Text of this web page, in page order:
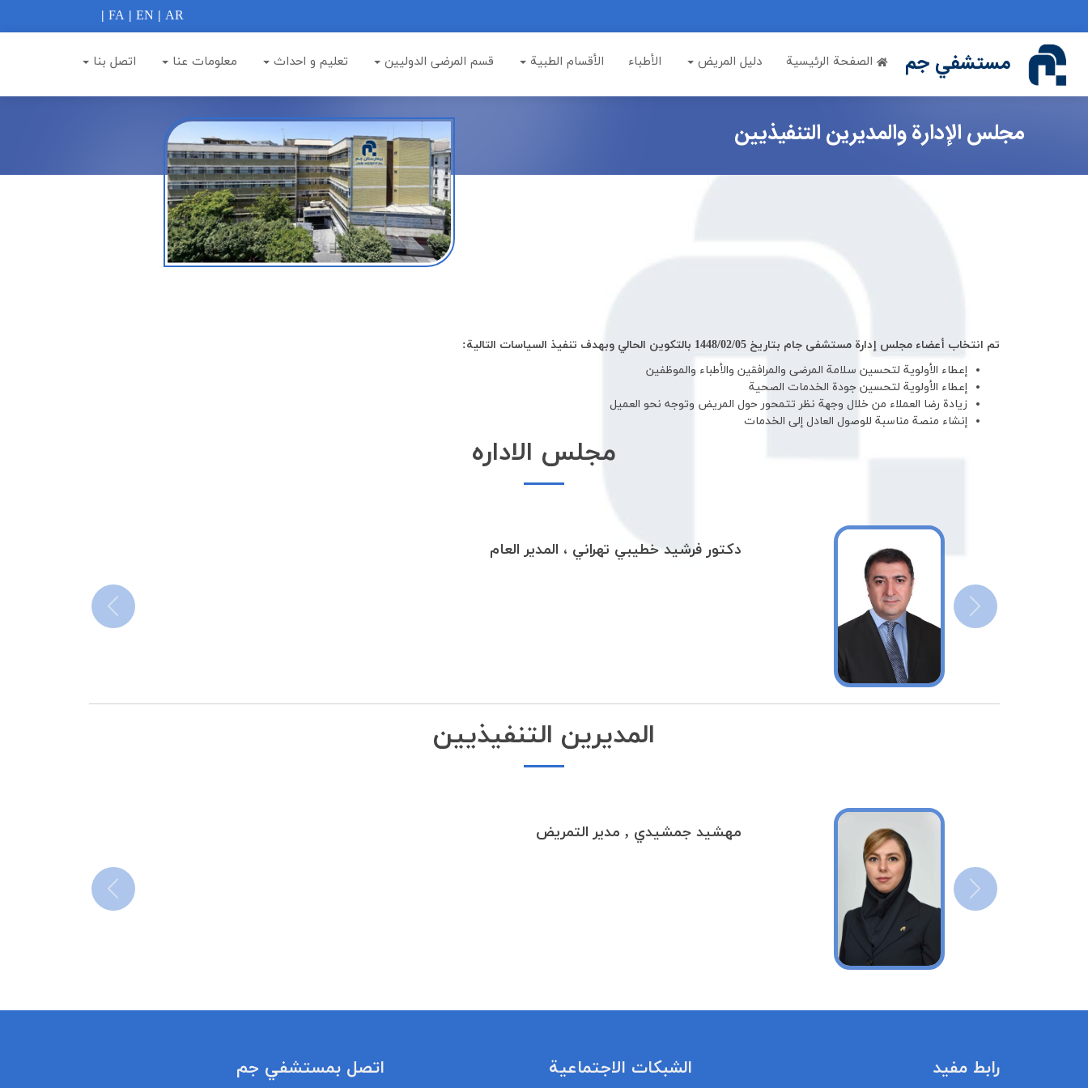
FA| EN | AR
|
مستشفي جم الصفحة الرئيسية دليل المريض الأطباء الأقسام الطبية قسم المرضى الدوليين تعلیم و احداث معلومات عنا اتصل بنا
مجلس الإدارة والمديرين التنفيذيين
تم انتخاب أعضاء مجلس إدارة مستشفى جام بتاريخ 1448/02/05 بالتكوين الحالي وبهدف تنفيذ السياسات التالية:
إعطاء الأولوية لتحسين سلامة المرضى والمرافقين والأطباء والموظفين
إعطاء الأولوية لتحسين جودة الخدمات الصحية
زيادة رضا العملاء من خلال وجهة نظر تتمحور حول المريض وتوجه نحو العميل
إنشاء منصة مناسبة للوصول العادل إلى الخدمات
مجلس الاداره
دكتور فرشيد خطيبي تهراني ، المدیر العام
المدیرین التنفیذیین
مهشيد جمشيدي , مدیر التمریض
رابط مفيد الشبكات الاجتماعية اتصل بمستشفي جم